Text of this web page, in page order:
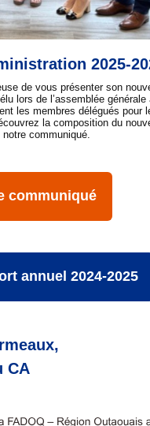
2025-
de vous présenter son
lors de l’assemblée
les membres délégués pour
la composition du
communiqué.
communiqué
annuel 2024-2025
CA